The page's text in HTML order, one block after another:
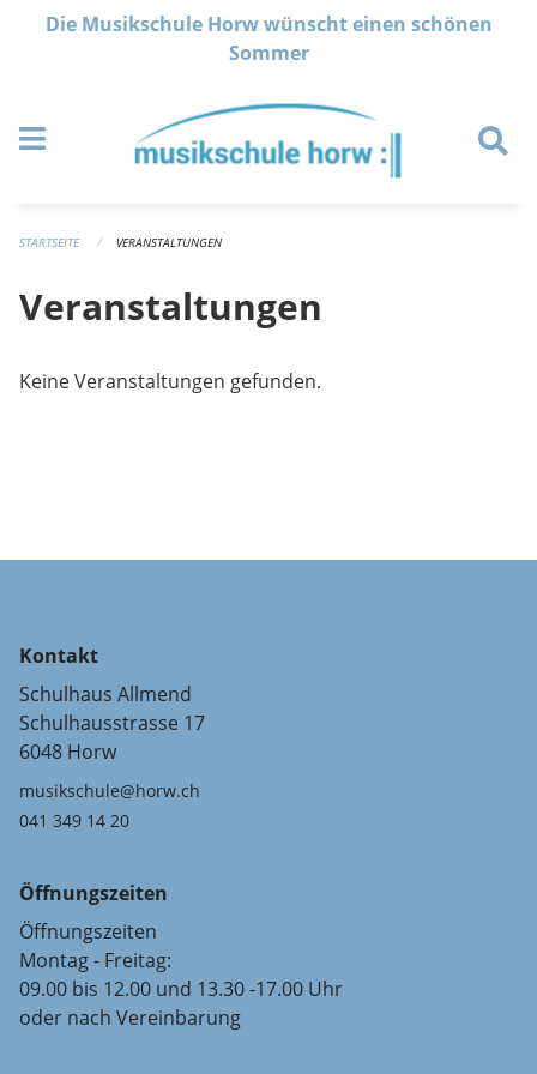
Navigation überspringen
Die Musikschule Horw wünscht einen schönen
Sommer
STARTSEITE VERANSTALTUNGEN
Veranstaltungen
Keine Veranstaltungen gefunden.
Kontakt
Schulhaus Allmend
Schulhausstrasse 17
6048 Horw
musikschule@horw.ch
041 349 14 20
Öffnungszeiten
Öffnungszeiten
Montag - Freitag:
09.00 bis 12.00 und 13.30 -17.00 Uhr
oder nach Vereinbarung